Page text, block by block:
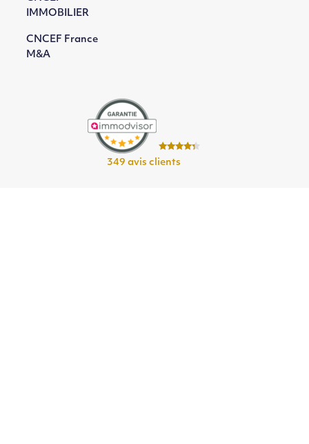
349 avis clients
IMMOBILIER
CNCEF France
M&A